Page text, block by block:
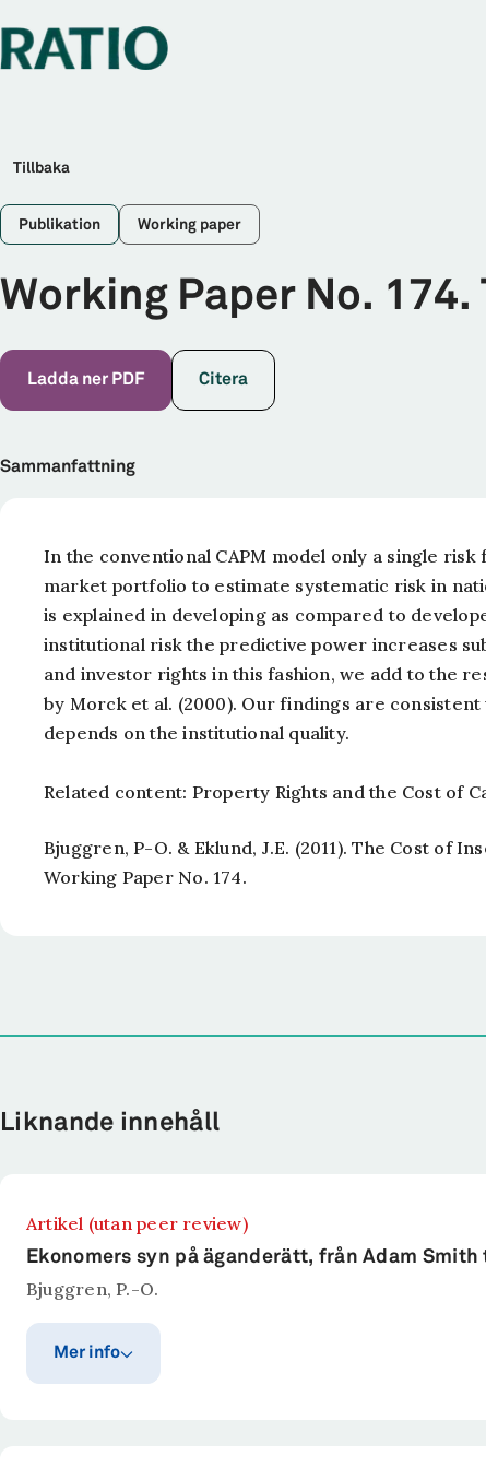
Tillbaka
Publikation Working paper
Working Paper No.
Ladda ner PDF Citera
Sammanfattning
In the conventional CAPM model only a single
market portfolio to estimate systematic risk in
is explained in developing as compared to
institutional risk the predictive power increases
and investor rights in this fashion, we add to the
by Morck et al. (2000). Our findings are
depends on the institutional quality.
Related content: Property Rights and the Cost of
Bjuggren, P-O. & Eklund, J.E. (2011).The Cost of
Working Paper No. 174.
Liknande innehåll
Artikel (utan peer review)
Ekonomers syn på äganderätt, från Adam
Bjuggren, P.-O.
Mer info